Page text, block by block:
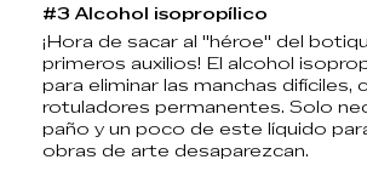
#3 Alcohol isopropílico
¡Hora de sacar al "héroe" del
primeros auxilios! El alcohol
para eliminar las manchas difíciles,
rotuladores permanentes. Solo
paño y un poco de este líquido
obras de arte desaparezcan.